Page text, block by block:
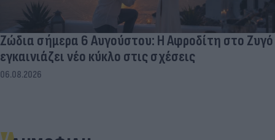
Ζώδια σήμερα 6 Αυγούστου: Η Αφροδίτη στο Ζυγό
εγκαινιάζει νέο κύκλο στις σχέσεις
06.08.2026